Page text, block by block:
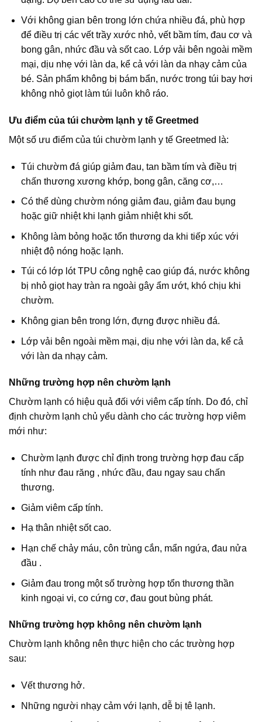
Với không gian bên trong lớn chứa nhiều đá, phù hợp
để điều trị các vết trầy xước nhỏ, vết bầm tím, đau cơ và
bong gân, nhức đầu và sốt cao. Lớp vải bên ngoài mềm
mại, dịu nhẹ với làn da, kể cả với làn da nhạy cảm của
bé. Sản phẩm không bị bám bẩn, nước trong túi bay hơi
không nhỏ giọt làm túi luôn khô ráo.
Ưu điểm của túi chườm lạnh y tế Greetmed
Một số ưu điểm của túi chườm lạnh y tế Greetmed là:
Túi chườm đá giúp giảm đau, tan bầm tím và điều trị
chấn thương xương khớp, bong gân, căng cơ,…
Có thể dùng chườm nóng giảm đau, giảm đau bụng
hoặc giữ nhiệt khi lạnh giảm nhiệt khi sốt.
Không làm bỏng hoặc tổn thương da khi tiếp xúc với
nhiệt độ nóng hoặc lạnh.
Túi có lớp lót TPU công nghệ cao giúp đá, nước không
bị nhỏ giọt hay tràn ra ngoài gây ẩm ướt, khó chịu khi
chườm.
Không gian bên trong lớn, đựng được nhiều đá.
Lớp vải bên ngoài mềm mại, dịu nhẹ với làn da, kể cả
với làn da nhạy cảm.
Những trường hợp nên chườm lạnh
Chườm lạnh có hiệu quả đối với viêm cấp tính. Do đó, chỉ
định chườm lạnh chủ yếu dành cho các trường hợp viêm
mới như:
Chườm lạnh được chỉ định trong trường hợp đau cấp
tính như đau răng , nhức đầu, đau ngay sau chấn
thương.
Giảm viêm cấp tính.
Hạ thân nhiệt sốt cao.
Hạn chế chảy máu, côn trùng cắn, mẩn ngứa, đau nửa
đầu .
Giảm đau trong một số trường hợp tổn thương thần
kinh ngoại vi, co cứng cơ, đau gout bùng phát.
Những trường hợp không nên chườm lạnh
Chườm lạnh không nên thực hiện cho các trường hợp
sau:
Vết thương hở.
Những người nhạy cảm với lạnh, dễ bị tê lạnh.